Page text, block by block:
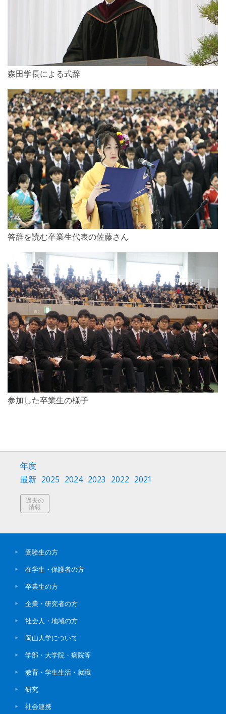
森田学長による式辞
答辞を読む卒業生代表の佐藤さん
参加した卒業生の様子
年度
最新 2025 2024 2023 2022 2021
過去の
情報
受験生の方
在学生・保護者の方
卒業生の方
企業・研究者の方
社会人・地域の方
岡山大学について
学部・大学院・病院等
教育・学生生活・就職
研究
社会連携